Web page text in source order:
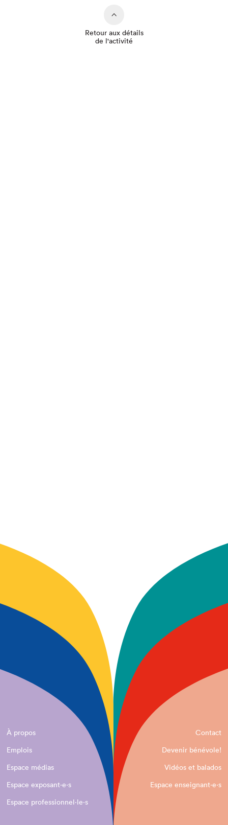
Retour aux détails
de l'activité
À propos
Contact
Emplois
Devenir bénévole!
Espace médias
Vidéos et balados
Espace exposant·e⋅s
Espace enseignant·e⋅s
Espace professionnel·le⋅s